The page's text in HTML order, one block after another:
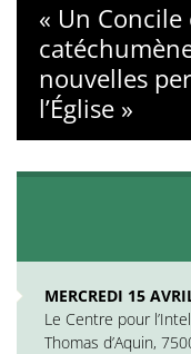
« Un Concile
nouvelles
l’Église »
MERCREDI 15
Le Centre pour
Thomas d’Aquin,